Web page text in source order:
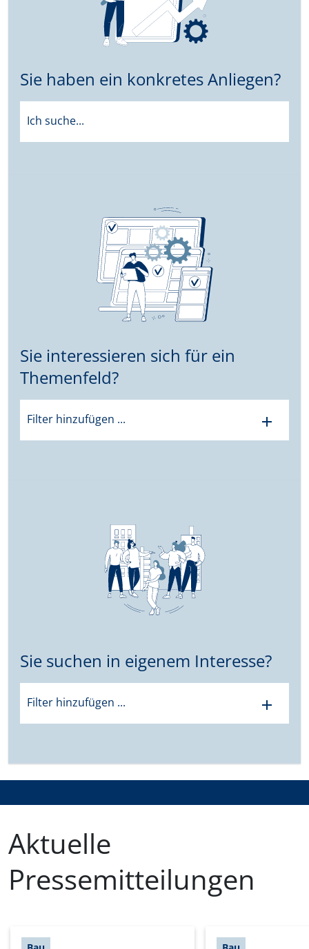
Sie haben ein konkretes Anliegen?
Ich suche...
Sie interessieren sich für ein
Themenfeld?
Filter hinzufügen ... add
Sie suchen in eigenem Interesse?
Filter hinzufügen ... add
Aktuelle
Pressemitteilungen